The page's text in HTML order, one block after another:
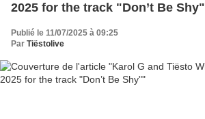
2025 for the track "Don’t Be Shy"
Publié le 11/07/2025 à 09:25
Par Tiëstolive